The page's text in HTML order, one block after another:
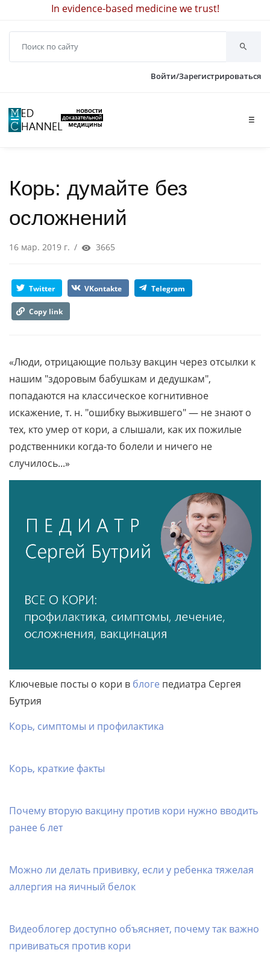
In evidence-based medicine we trust!
Войти/Зарегистрироваться
☰
Корь: думайте без
осложнений
16 мар. 2019 г. / 3665
Twitter VKontakte Telegram
Copy link
«Люди, отрицающие пользу вакцин через отсылки к
нашим "здоровым бабушкам и дедушкам",
попадаются на классическое когнитивное
искажение, т. н. "ошибку выжившего" — не знают о
тех, кто умер от кори, а слышали, как их пожилые
родственники когда-то болели и ничего не
случилось...»
Ключевые посты о кори в блоге педиатра Сергея
Бутрия
Корь, симптомы и профилактика
Корь, краткие факты
Почему вторую вакцину против кори нужно вводить
ранее 6 лет
Можно ли делать прививку, если у ребенка тяжелая
аллергия на яичный белок
Видеоблогер доступно объясняет, почему так важно
прививаться против кори